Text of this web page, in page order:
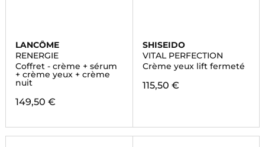
LANCÔME
RENERGIE
Coffret - crème + sérum
+ crème yeux + crème
nuit
149,50 €
SHISEIDO
VITAL PERFECTION
Crème yeux lift fermeté
115,50 €